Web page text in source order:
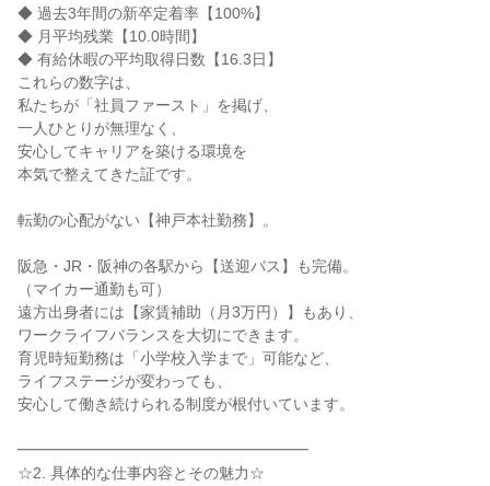
◆ 過去3年間の新卒定着率【100%】
◆ 月平均残業【10.0時間】
◆ 有給休暇の平均取得日数【16.3日】
これらの数字は、
私たちが「社員ファースト」を掲げ、
一人ひとりが無理なく、
安心してキャリアを築ける環境を
本気で整えてきた証です。
転勤の心配がない【神戸本社勤務】。
阪急・JR・阪神の各駅から【送迎バス】も完備。
（マイカー通勤も可）
遠方出身者には【家賃補助（月3万円）】もあり、
ワークライフバランスを大切にできます。
育児時短勤務は「小学校入学まで」可能など、
ライフステージが変わっても、
安心して働き続けられる制度が根付いています。
━━━━━━━━━━━━━━━━━━━
☆2. 具体的な仕事内容とその魅力☆